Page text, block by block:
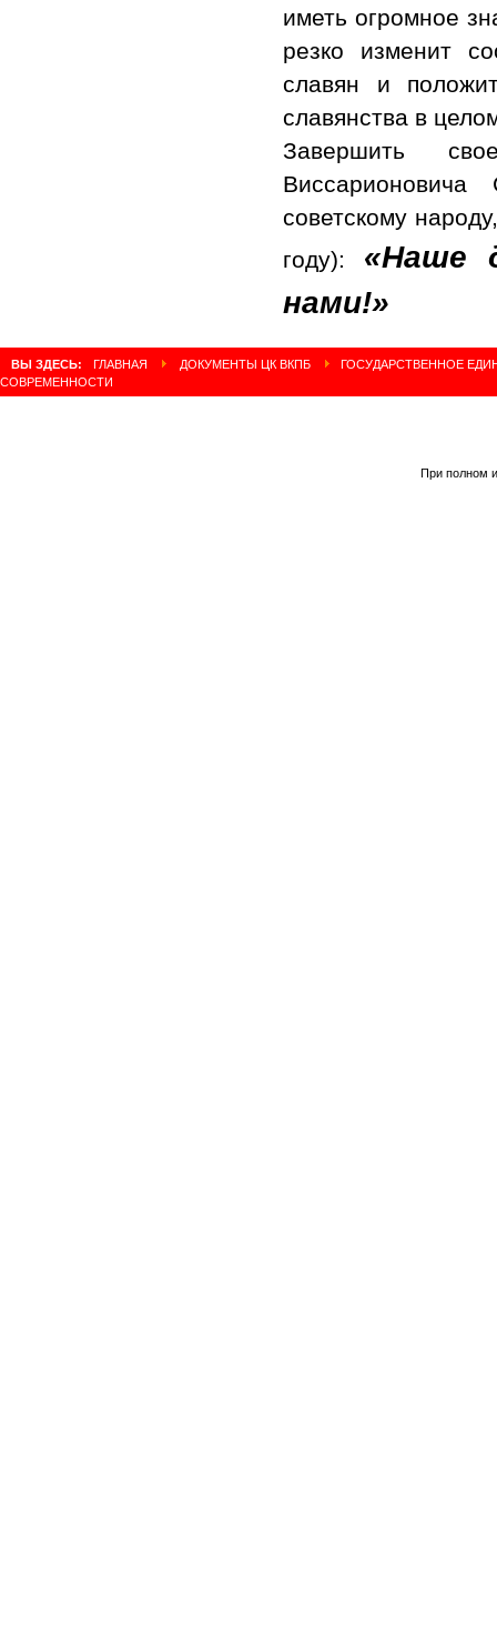
иметь огромное
резко изменит
славян и
славянства в
Завершить
советскому
году): «Наше
нами!»
ВЫ ЗДЕСЬ: ГЛАВНАЯ ДОКУМЕНТЫ ЦК ВКПБ
ГОСУДАРСТВЕННОЕ
СОВРЕМЕННОСТИ
При полном